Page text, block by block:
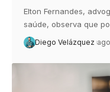
Elton Fernandes,
saúde, observa que
Diego Velázquez